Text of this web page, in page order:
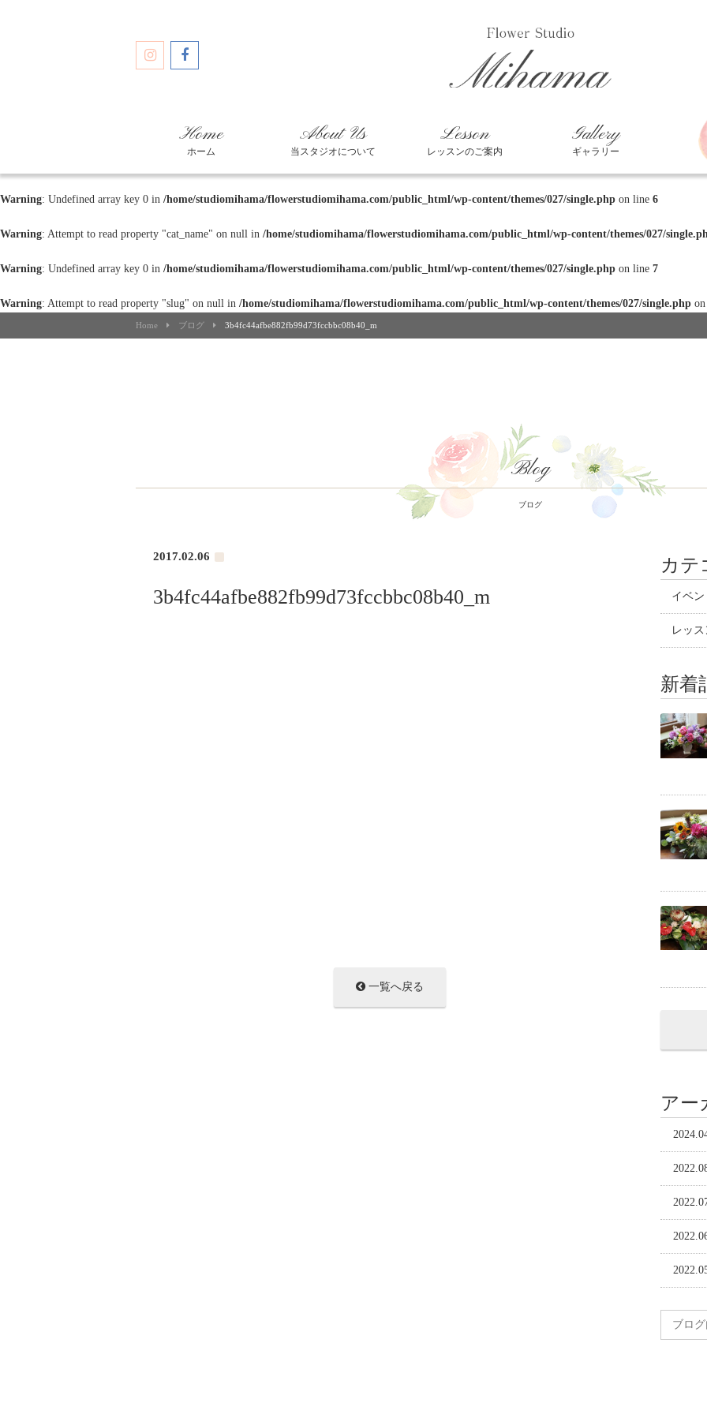
Home
ホーム
About Us
当スタジオについて
Lesson
レッスンのご案内
Gallery
ギャラリー
Warning: Undefined array key 0 in /home/studiomihama/flowerstudiomihama.com/public_html/wp-content/themes/027/single.php on line 6
Warning: Attempt to read property "cat_name" on null in /home/studiomihama/flowerstudiomihama.com/public_html/wp-content/themes/027/
Warning: Undefined array key 0 in /home/studiomihama/flowerstudiomihama.com/public_html/wp-content/themes/027/single.php on line 7
Warning: Attempt to read property "slug" on null in /home/studiomihama/flowerstudiomihama.com/public_html/wp-content/themes/027/single.php
Home ブログ 3b4fc44afbe882fb99d73fccbbc08b40_m
Blog
ブログ
2017.02.06
3b4fc44afbe882fb99d73fccbbc08b40_m
一覧へ戻る
カテ
イベ
レッ
新着
アー